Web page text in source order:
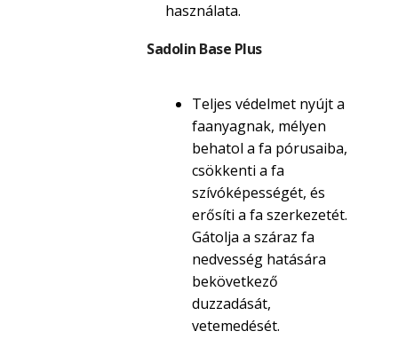
használata.
Sadolin Base Plus
Teljes védelmet nyújt a
faanyagnak, mélyen
behatol a fa pórusaiba,
csökkenti a fa
szívóképességét, és
erősíti a fa szerkezetét.
Gátolja a száraz fa
nedvesség hatására
bekövetkező
duzzadását,
vetemedését.